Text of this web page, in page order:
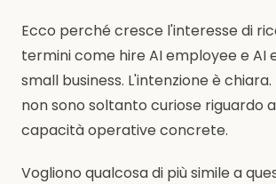
Ecco perché cresce l'interesse di
termini come hire AI employee e AI
small business. L'intenzione è
non sono soltanto curiose riguardo
capacità operative concrete.
Vogliono qualcosa di più simile a